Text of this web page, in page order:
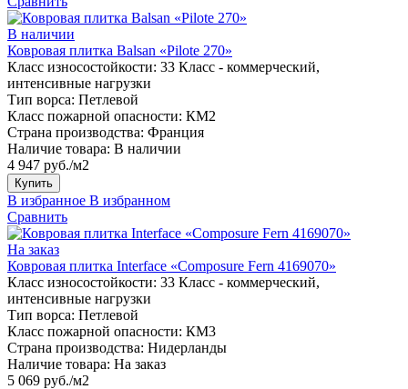
В наличии
Ковровая плитка Balsan «Pilote 270»
Класс износостойкости: 33 Класс - коммерческий,
интенсивные нагрузки
Тип ворса: Петлевой
Класс пожарной опасности: КМ2
Страна производства: Франция
Наличие товара: В наличии
4 947 руб./м2
Купить
В избранное В избранном
Сравнить
На заказ
Ковровая плитка Interface «Composure Fern 4169070»
Класс износостойкости: 33 Класс - коммерческий,
интенсивные нагрузки
Тип ворса: Петлевой
Класс пожарной опасности: КМ3
Страна производства: Нидерланды
Наличие товара: На заказ
5 069 руб./м2